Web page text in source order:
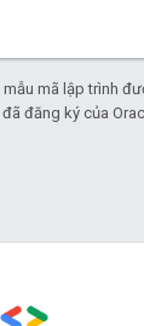
mẫu mã lập trình
đã đăng ký của